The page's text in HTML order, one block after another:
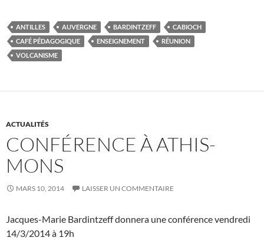
ANTILLES AUVERGNE BARDINTZEFF
CABIOCH
CAFÉ PÉDAGOGIQUE
ENSEIGNEMENT
RÉUNION
VOLCANISME
ACTUALITÉS
CONFÉRENCE À ATHIS-
MONS
MARS 10, 2014 LAISSER UN COMMENTAIRE
Jacques-Marie Bardintzeff donnera une conférence vendredi
14/3/2014 à 19h